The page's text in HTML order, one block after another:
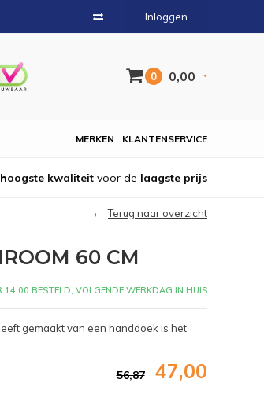
Inloggen
0 0,00
KLANTENSERVICE
MERKEN
hoogste kwaliteit voor de laagste prijs
Terug naar overzicht
60 CM
14:00 BESTELD, VOLGENDE WERKDAG IN HUIS
gemaakt van een handdoek is het
56,87 47,00